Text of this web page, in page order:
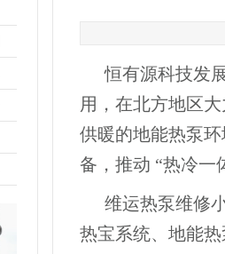
恒有源科技发
用，在北方地区
供暖的地能热泵
备，推动 “热冷一
维运热泵维修
热宝系统、地能